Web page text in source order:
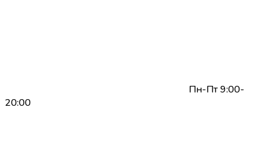
Пн-Пт 9:00-
20:00